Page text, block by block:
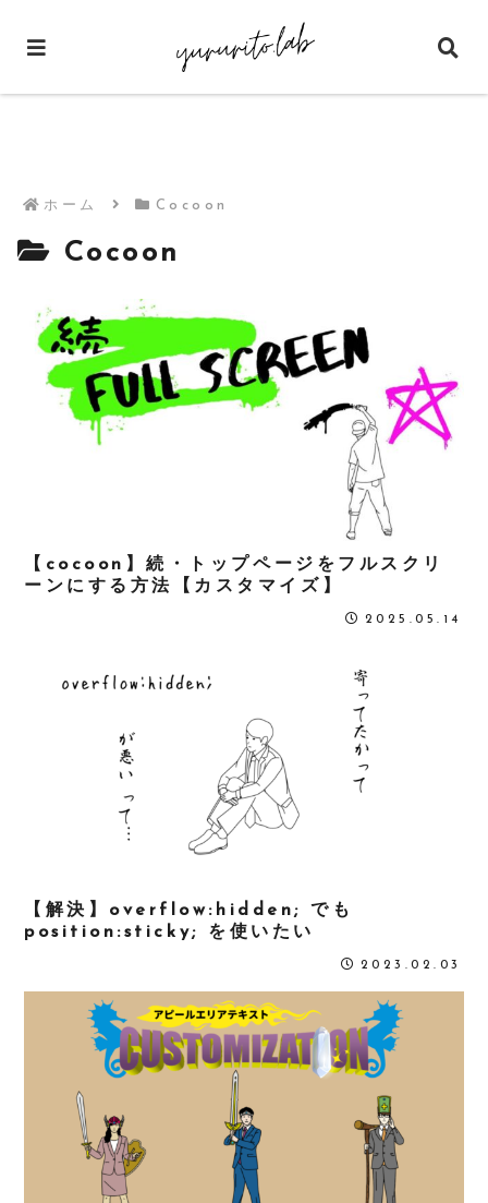
ホーム Cocoon
Cocoon
【cocoon】続・トップページをフルスクリ
ーンにする方法【カスタマイズ】
2025.05.14
【解決】overflow:hidden; でも
position:sticky; を使いたい
2023.02.03